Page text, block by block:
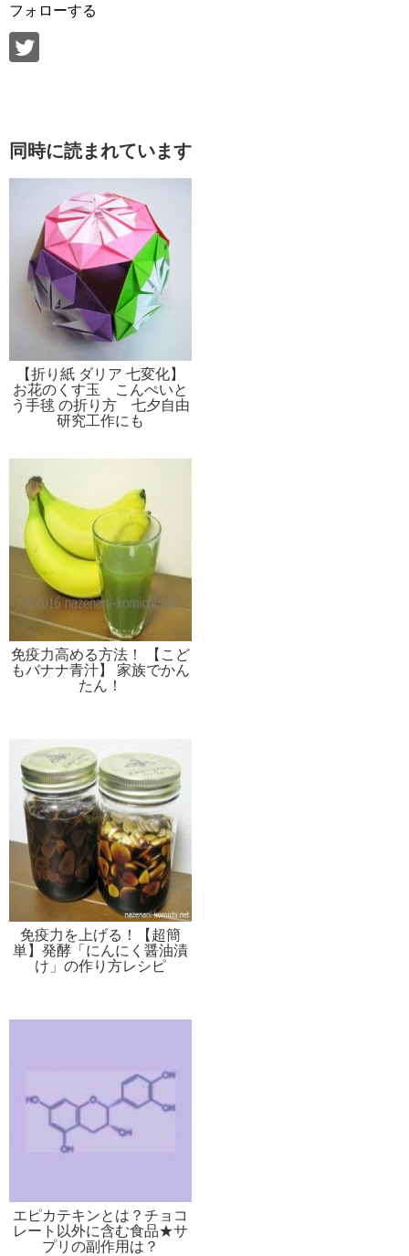
フォローする
同時に読まれています
【折り紙 ダリア 七変化】
お花のくす玉 こんぺいと
う手毬 の折り方 七夕自由
研究工作にも
免疫力高める方法！ 【こど
もバナナ青汁】 家族でかん
たん！
免疫力を上げる！【超簡
単】発酵「にんにく醤油漬
け」の作り方レシピ
エピカテキンとは？チョコ
レート以外に含む食品★サ
プリの副作用は？